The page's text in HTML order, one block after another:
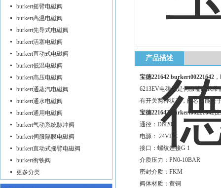
产品描述
宝德221642 burkert00221642，
6213EV电磁阀是伺服辅助式
有开关两种状态，阀芯只能处
宝德221642 burkert00221642
通径：DN20
电源： 24VDC
接口：螺纹连接G 1
介质压力：PN0-10BAR
密封介质：FKM
阀体材质：黄铜
burkert摇臂电磁阀
burkert高温电磁阀
burkert先导式电磁阀
burkert活塞电磁阀
burkert直动式电磁阀
burkert低温电磁阀
burkert高压电磁阀
burkert通蒸汽电磁阀
burkert通水电磁阀
burkert通用电磁阀
burkert气动系统脉冲阀
burkert伺服隔膜电磁阀
burkert直动式摇臂电磁阀
burkert衔铁阀
更多分类